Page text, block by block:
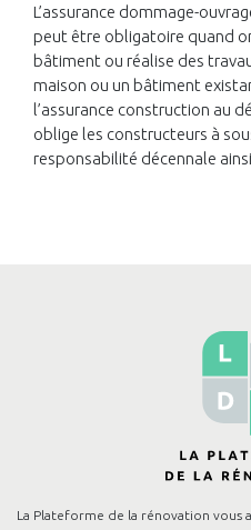
L’assurance dommage-
peut être obligatoire quand
bâtiment ou réalise des
maison ou un bâtiment
l’assurance construction au
oblige les constructeurs à
responsabilité décennale
La Plateforme de la rénovation vous